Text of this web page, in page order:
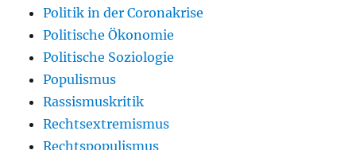
Politik in der Coronakrise
Politische Ökonomie
Politische Soziologie
Populismus
Rassismuskritik
Rechtsextremismus
Rechtspopulismus